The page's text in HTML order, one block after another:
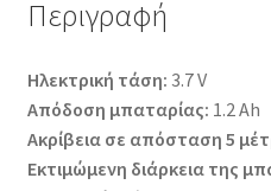
Περιγραφή
Ηλεκτρική τάση: 3.7 V
Απόδοση μπαταρίας: 1.2 Ah
Ακρίβεια σε απόσταση 5
Εκτιμώμενη διάρκεια της